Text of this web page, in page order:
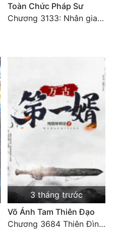
Toàn Chức Pháp Sư
Chương 3133: Nhân gian, không thể trêu vào
3 tháng trước
Võ Ánh Tam Thiên Đạo
Chương 3684 Thiên Đình vun trồng